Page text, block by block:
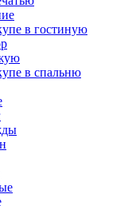
в гостиную
в спальню